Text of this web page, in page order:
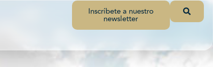
Inscríbete a nuestro
newsletter